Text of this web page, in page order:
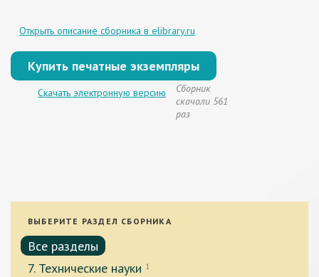
Открыть описание сборника в elibrary.ru
Купить печатные экземпляры
Скачать электронную версию
Сборник
скачали 561
раз
ВЫБЕРИТЕ РАЗДЕЛ СБОРНИКА
Все разделы
7. Технические науки 1